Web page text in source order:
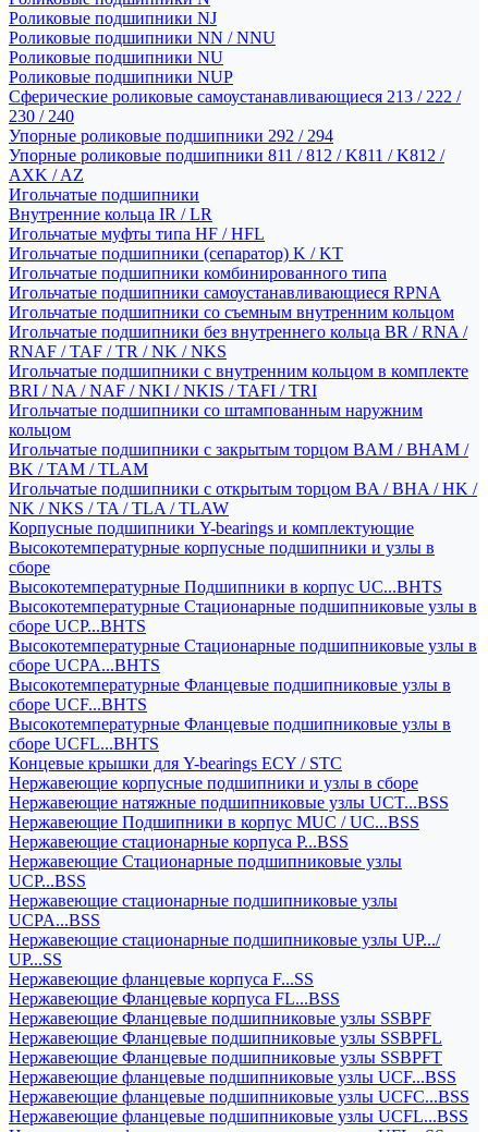
Роликовые подшипники NJ
Роликовые подшипники NN / NNU
Роликовые подшипники NU
Роликовые подшипники NUP
Сферические роликовые самоустанавливающиеся 213 / 222 /
230 / 240
Упорные роликовые подшипники 292 / 294
Упорные роликовые подшипники 811 / 812 / K811 / K812 /
AXK / AZ
Игольчатые подшипники
Внутренние кольца IR / LR
Игольчатые муфты типа HF / HFL
Игольчатые подшипники (сепаратор) K / KT
Игольчатые подшипники комбинированного типа
Игольчатые подшипники самоустанавливающиеся RPNA
Игольчатые подшипники со съемным внутренним кольцом
Игольчатые подшипники без внутреннего кольца BR / RNA /
RNAF / TAF / TR / NK / NKS
Игольчатые подшипники с внутренним кольцом в комплекте
BRI / NA / NAF / NKI / NKIS / TAFI / TRI
Игольчатые подшипники со штампованным наружним
кольцом
Игольчатые подшипники с закрытым торцом BAM / BHAM /
BK / TAM / TLAM
Игольчатые подшипники с открытым торцом BA / BHA / HK /
NK / NKS / TA / TLA / TLAW
Корпусные подшипники Y-bearings и комплектующие
Высокотемпературные корпусные подшипники и узлы в
сборе
Высокотемпературные Подшипники в корпус UC...BHTS
Высокотемпературные Стационарные подшипниковые узлы в
сборе UCP...BHTS
Высокотемпературные Стационарные подшипниковые узлы в
сборе UCPA...BHTS
Высокотемпературные Фланцевые подшипниковые узлы в
сборе UCF...BHTS
Высокотемпературные Фланцевые подшипниковые узлы в
сборе UCFL...BHTS
Концевые крышки для Y-bearings ECY / STC
Нержавеющие корпусные подшипники и узлы в сборе
Нержавеющие натяжные подшипниковые узлы UCT...BSS
Нержавеющие Подшипники в корпус MUC / UC...BSS
Нержавеющие стационарные корпуса P...BSS
Нержавеющие Стационарные подшипниковые узлы
UCP...BSS
Нержавеющие стационарные подшипниковые узлы
UCPA...BSS
Нержавеющие стационарные подшипниковые узлы UP.../
UP...SS
Нержавеющие фланцевые корпуса F...SS
Нержавеющие Фланцевые корпуса FL...BSS
Нержавеющие Фланцевые подшипниковые узлы SSBPF
Нержавеющие Фланцевые подшипниковые узлы SSBPFL
Нержавеющие Фланцевые подшипниковые узлы SSBPFT
Нержавеющие фланцевые подшипниковые узлы UCF...BSS
Нержавеющие фланцевые подшипниковые узлы UCFC...BSS
Нержавеющие фланцевые подшипниковые узлы UCFL...BSS